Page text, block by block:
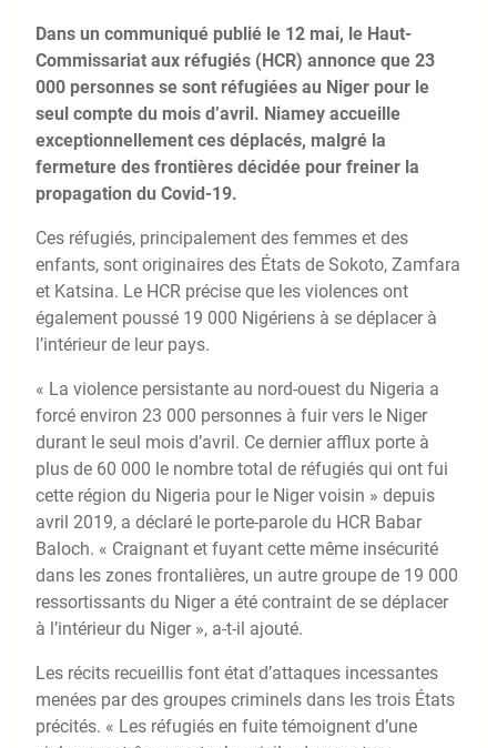
Dans un communiqué publié le 12 mai, le Haut-
Commissariat aux réfugiés (HCR) annonce que 23
000 personnes se sont réfugiées au Niger pour le
seul compte du mois d’avril. Niamey accueille
exceptionnellement ces déplacés, malgré la
fermeture des frontières décidée pour freiner la
propagation du Covid-19.
Ces réfugiés, principalement des femmes et des
enfants, sont originaires des États de Sokoto, Zamfara
et Katsina. Le HCR précise que les violences ont
également poussé 19 000 Nigériens à se déplacer à
l’intérieur de leur pays.
« La violence persistante au nord-ouest du Nigeria a
forcé environ 23 000 personnes à fuir vers le Niger
durant le seul mois d’avril. Ce dernier afflux porte à
plus de 60 000 le nombre total de réfugiés qui ont fui
cette région du Nigeria pour le Niger voisin » depuis
avril 2019, a déclaré le porte-parole du HCR Babar
Baloch. « Craignant et fuyant cette même insécurité
dans les zones frontalières, un autre groupe de 19 000
ressortissants du Niger a été contraint de se déplacer
à l’intérieur du Niger », a-t-il ajouté.
Les récits recueillis font état d’attaques incessantes
menées par des groupes criminels dans les trois États
précités. « Les réfugiés en fuite témoignent d’une